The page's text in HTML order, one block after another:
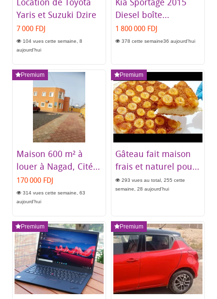
Yaris et Suzuki Dzire
7 000 FDJ
104 vues cette semaine, 8
aujourd'hui
Diesel boîte
automatique blanc
excellent état
1 800 000 FDJ
378 cette semaine36 aujourd'hui
Premium
Maison 600 m² à
louer à Nagad, Cité
Awolo
170 000 FDJ
314 vues cette semaine, 63
aujourd'hui
Premium
Gâteau fait maison
frais et naturel pour
occasions spéciales
293 vues au total, 255 cette
semaine, 28 aujourd'hui
Premium Premium